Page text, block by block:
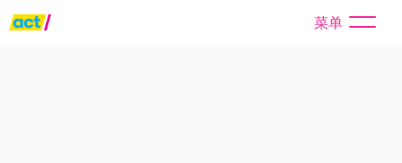
菜单